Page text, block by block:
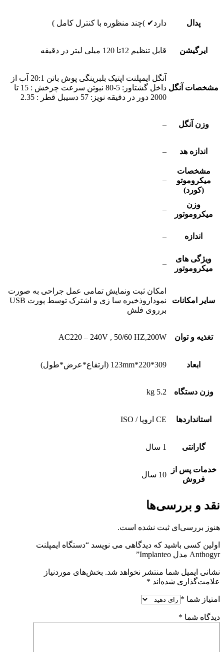
پدال دارد✔ )چند منظوره با کنترل کامل )
ایرگیشن قابل تنظیم 12تا 120 میلی لیتر در دقیقه
مشخصات آنگل
آنگل ایمپلنت اپتیک بلبرینگی پوش باتن 20:1 آب از
داخل گشتاور: 5-80 نیوتن سرعت چرخش : 15 تا
2000 دور در دقیقه نویز: 57 دسیبل قطر : 2.35
وزن آنگل –
اندازه هد –
مشخصات
میکروموتو
(کورد)
–
وزن
میکروموتور
–
اندازه –
ویژگی های
میکروموتور
–
سایر امکانات
امکان ثبت ونمایش تمامی عمل جراحی به صورت
نموداروذخیره سا زی و اشترک توسط پورت USB
برروی فلش
تغذیه و توان AC220 – 240V , 50/60 HZ,200W
ابعاد 309*220*123mm (ارتفاع*عرض*طول)
وزن دستگاه 5.2 kg
استانداردها CE اروپا / ISO
گارانتی 1 سال
خدمات پس از
فروش
10 سال
نقد و بررسی‌ها
هنوز بررسی‌ای ثبت نشده است.
اولین کسی باشید که دیدگاهی می نویسد “دستگاه ایمپلنت
Anthogyr مدل Implanteo”
نشانی ایمیل شما منتشر نخواهد شد. بخش‌های موردنیاز
علامت‌گذاری شده‌اند *
امتیاز شما *
دیدگاه شما *